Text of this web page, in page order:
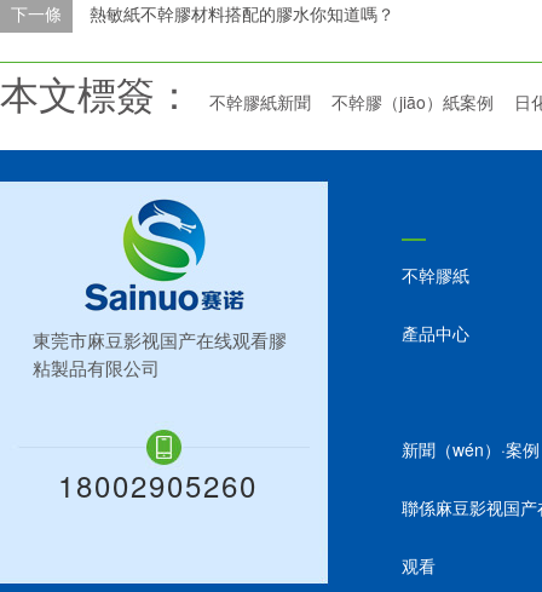
下一條
熱敏紙不幹膠材料搭配的膠水你知道嗎？
本文標簽： 不幹膠紙新聞 不幹膠（jiāo）紙案例 日
東莞市麻豆影视国产在线观看膠
粘製品有限公司
18002905260
不幹膠紙
產品中心
新聞（wén）·案例
聯係麻豆影视国产
观看